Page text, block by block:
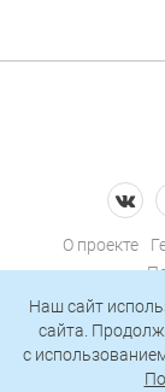
О проекте
Наш сайт
сайта.
c